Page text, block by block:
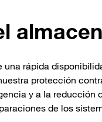
una rápida
protección
y a la reducción
de los